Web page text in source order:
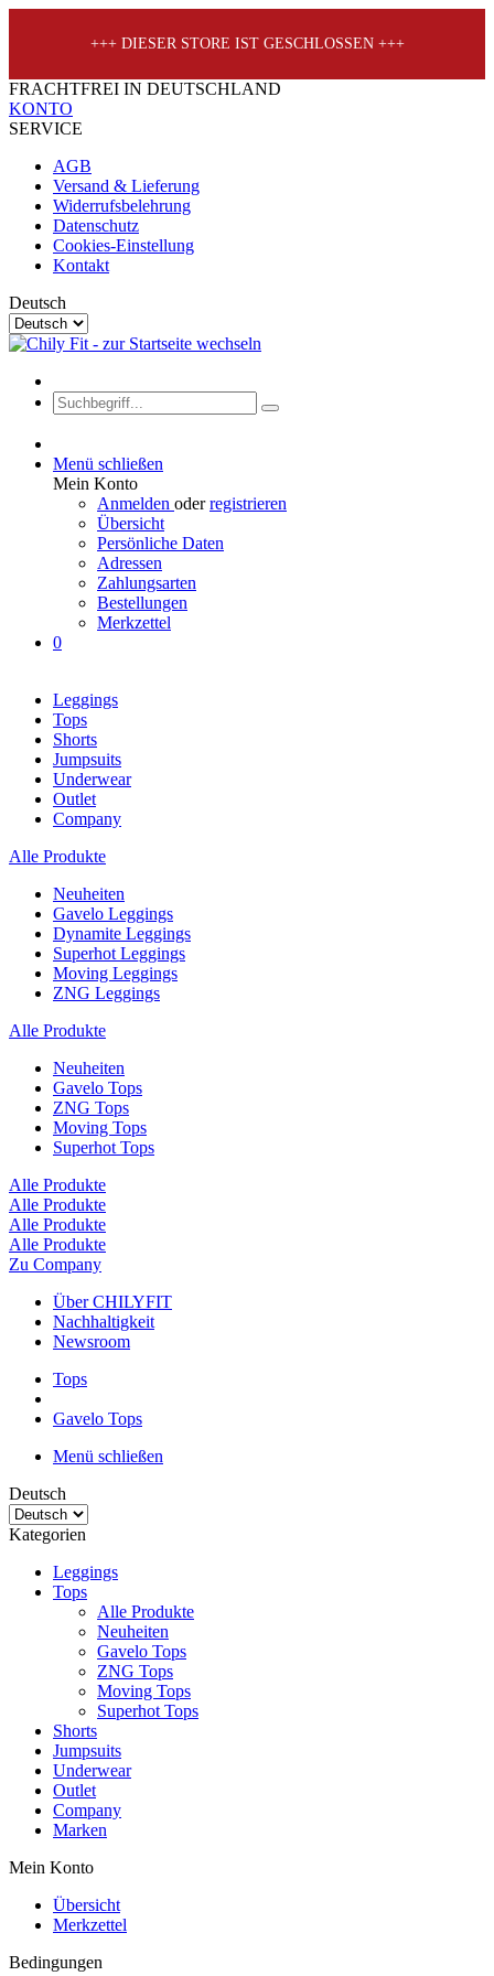
+++ DIESER STORE IST GESCHLOSSEN +++
FRACHTFREI IN DEUTSCHLAND
KONTO
SERVICE
AGB
Versand & Lieferung
Widerrufsbelehrung
Datenschutz
Cookies-Einstellung
Kontakt
Deutsch
Menü schließen
Mein Konto
Anmelden oderregistrieren
Übersicht
Persönliche Daten
Adressen
Zahlungsarten
Bestellungen
Merkzettel
0
Leggings
Tops
Shorts
Jumpsuits
Underwear
Outlet
Company
Alle Produkte
Neuheiten
Gavelo Leggings
Dynamite Leggings
Superhot Leggings
Moving Leggings
ZNG Leggings
Alle Produkte
Neuheiten
Gavelo Tops
ZNG Tops
Moving Tops
Superhot Tops
Alle Produkte
Alle Produkte
Alle Produkte
Alle Produkte
Zu Company
Über CHILYFIT
Nachhaltigkeit
Newsroom
Tops
Gavelo Tops
Menü schließen
Deutsch
Kategorien
Leggings
Tops
Alle Produkte
Neuheiten
Gavelo Tops
ZNG Tops
Moving Tops
Superhot Tops
Shorts
Jumpsuits
Underwear
Outlet
Company
Marken
Mein Konto
Übersicht
Merkzettel
Bedingungen